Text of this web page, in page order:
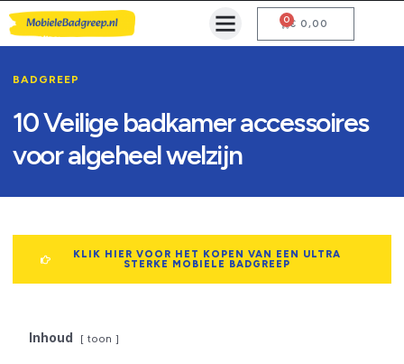
€ 0,00
0
BADGREEP
10 Veilige badkamer accessoires
voor algeheel welzijn
KLIK HIER VOOR HET KOPEN VAN EEN ULTRA
STERKE MOBIELE BADGREEP
Inhoud toon